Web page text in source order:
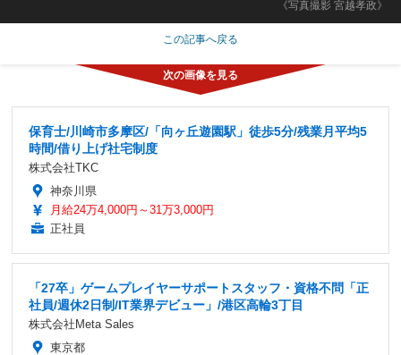
《写真撮影 宮越孝政》
この記事へ戻る
保育士/川崎市多摩区/「向ヶ丘遊園駅」徒歩5分/残業月平均5
時間/借り上げ社宅制度
株式会社TKC
神奈川県
月給24万4,000円～31万3,000円
正社員
「27卒」ゲームプレイヤーサポートスタッフ・資格不問「正
社員/週休2日制/IT業界デビュー」/港区高輪3丁目
株式会社Meta Sales
東京都